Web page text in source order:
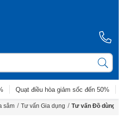
Quạt điều hòa giảm sốc đến 50%
sắm / Tư vấn Gia dụng / Tư vấn Đồ dùng